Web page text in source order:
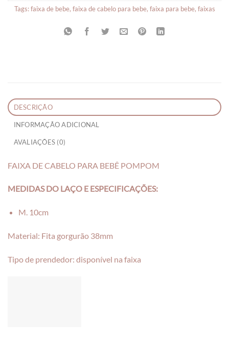
Tags:faixa de bebe, faixa de cabelo para bebe, faixa para bebe, faixas
DESCRIÇÃO
INFORMAÇÃO ADICIONAL
AVALIAÇÕES (0)
FAIXA DE CABELO PARA BEBÊ POMPOM
MEDIDAS DO LAÇO E ESPECIFICAÇÕES:
M. 10cm
Material: Fita gorgurão 38mm
Tipo de prendedor: disponível na faixa